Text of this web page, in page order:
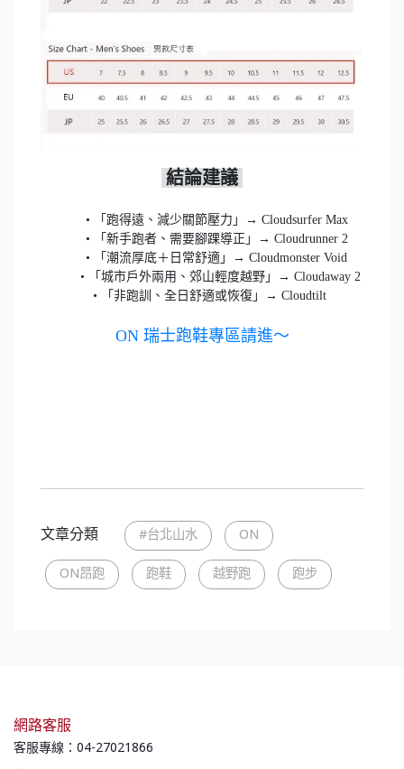
    • 「非跑訓、全日舒適或恢復」→ Cloudtilt
ON 瑞士跑鞋專區請進～
文章分類 #台北山水 ON
ON昂跑 跑鞋 越野跑 跑步
網路客服
客服專線：04-27021866